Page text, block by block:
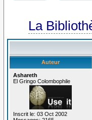
La
Auteur
Ashareth
El Gringo Colombophile
Inscrit le: 03 Oct 2002